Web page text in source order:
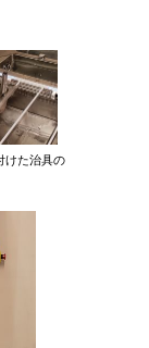
けた治具の